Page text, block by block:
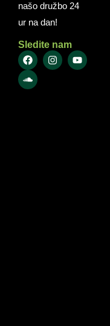
našo družbo 24
ur na dan!
Sledite nam